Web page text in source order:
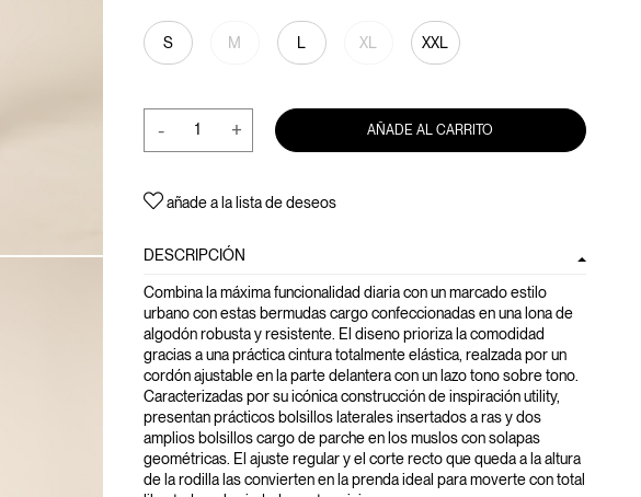
S M L XL XXL
- + AÑADE AL CARRITO
añade a la lista de deseos
DESCRIPCIÓN
Combina la máxima funcionalidad diaria con un marcado estilo
urbano con estas bermudas cargo confeccionadas en una lona de
algodón robusta y resistente. El diseno prioriza la comodidad
gracias a una práctica cintura totalmente elástica, realzada por un
cordón ajustable en la parte delantera con un lazo tono sobre tono.
Caracterizadas por su icónica construcción de inspiración utility,
presentan prácticos bolsillos laterales insertados a ras y dos
amplios bolsillos cargo de parche en los muslos con solapas
geométricas. El ajuste regular y el corte recto que queda a la altura
de la rodilla las convierten en la prenda ideal para moverte con total